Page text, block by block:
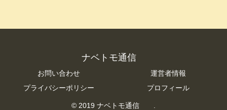
ナベトモ通信
お問い合わせ
運営者情報
プライバシーポリシー
プロフィール
© 2019 ナベトモ通信 .